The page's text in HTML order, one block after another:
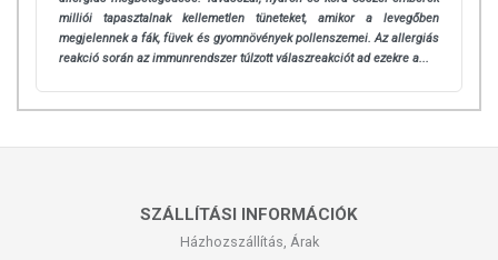
milliói tapasztalnak kellemetlen tüneteket, amikor a levegőben
megjelennek a fák, füvek és gyomnövények pollenszemei. Az allergiás
reakció során az immunrendszer túlzott válaszreakciót ad ezekre a...
SZÁLLÍTÁSI INFORMÁCIÓK
Házhozszállítás, Árak